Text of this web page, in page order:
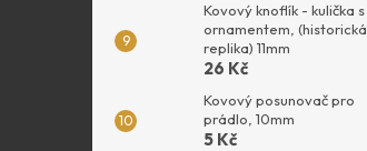
Kovový knoflík - kulička s
ornamentem, (historická
replika) 11mm
26 Kč
Kovový posunovač pro
prádlo, 10mm
5 Kč